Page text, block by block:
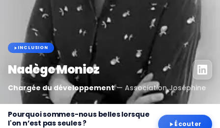
INCLUSION
Nadège Moniez
Chargée du développement— Association Joséphine
Pourquoi sommes-nous belles lorsque
l'on n’est pas seules ?
Écouter